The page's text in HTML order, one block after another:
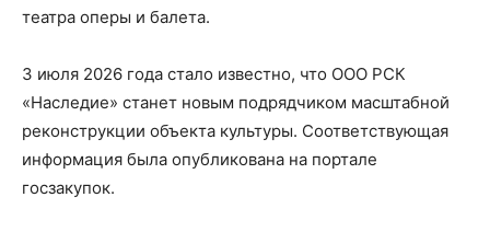
театра оперы и балета.
3 июля 2026 года стало известно, что ООО РСК
«Наследие» станет новым подрядчиком масштабной
реконструкции объекта культуры. Соответствующая
информация была опубликована на портале
госзакупок.